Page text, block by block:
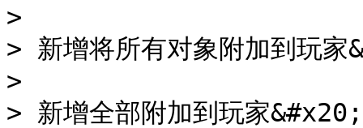
>
> 新增将所有对象附加到玩
>
> 新增全部附加到玩家&#x20;